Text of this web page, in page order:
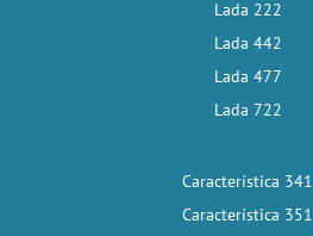
Lada 222
Lada 442
Lada 477
Lada 722
Característica 341
Característica 351